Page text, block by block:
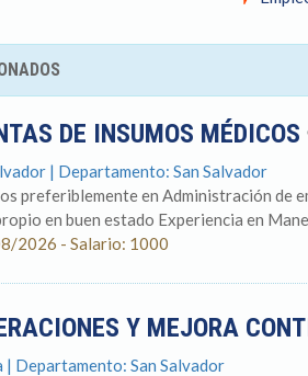
DE INSUMOS MÉDICOS
| Departamento: San Salvador
preferiblemente en Administración de
en buen estado Experiencia en
2026 - Salario: 1000
Y MEJORA
| Departamento: San Salvador